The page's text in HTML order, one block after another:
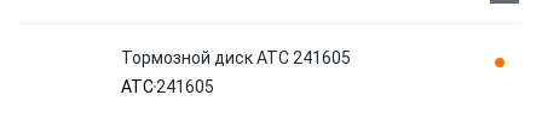
Тормозной диск ATC 241605
ATC241605